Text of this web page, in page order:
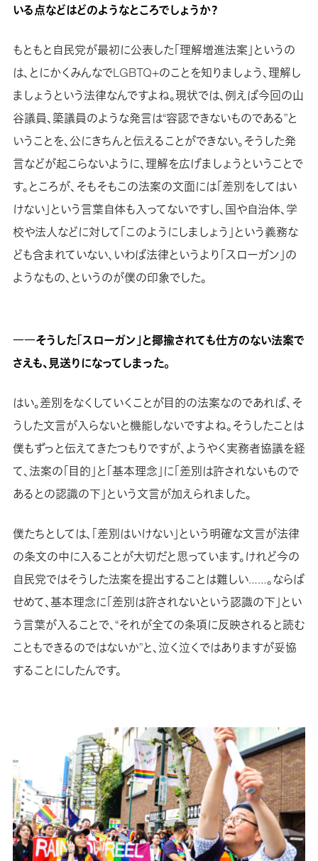
いる点などはどのようなところでしょうか？
もともと自民党が最初に公表した「理解増進法案」というの
は、とにかくみんなでLGBTQ+のことを知りましょう、理解し
ましょうという法律なんですよね。現状では、例えば今回の山
谷議員、簗議員のような発言は“容認できないものである”と
いうことを、公にきちんと伝えることができない。そうした発
言などが起こらないように、理解を広げましょうということで
す。ところが、そもそもこの法案の文面には「差別をしてはい
けない」という言葉自体も入ってないですし、国や自治体、学
校や法人などに対して「このようにしましょう」という義務な
ども含まれていない、いわば法律というより「スローガン」の
ようなもの、というのが僕の印象でした。
――そうした「スローガン」と揶揄されても仕方のない法案で
さえも、見送りになってしまった。
はい。差別をなくしていくことが目的の法案なのであれば、そ
うした文言が入らないと機能しないですよね。そうしたことは
僕もずっと伝えてきたつもりですが、ようやく実務者協議を経
て、法案の「目的」と「基本理念」に「差別は許されないもので
あるとの認識の下」という文言が加えられました。
僕たちとしては、「差別はいけない」という明確な文言が法律
の条文の中に入ることが大切だと思っています。けれど今の
自民党ではそうした法案を提出することは難しい……。ならば
せめて、基本理念に「差別は許されないという認識の下」とい
う言葉が入ることで、“それが全ての条項に反映されると読む
こともできるのではないか”と、泣く泣くではありますが妥協
することにしたんです。